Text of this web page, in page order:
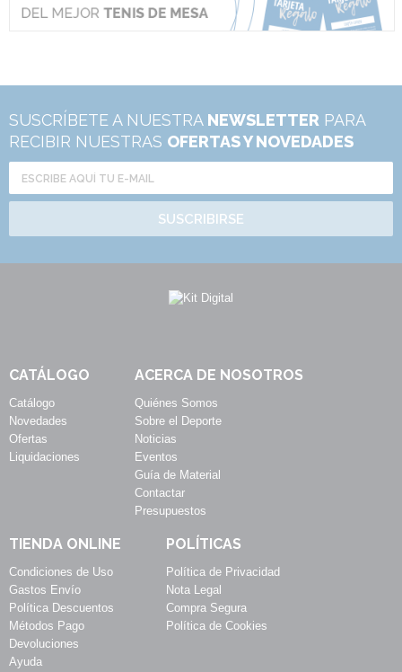
SUSCRÍBETE A NUESTRA NEWSLETTER PARA
RECIBIR NUESTRAS OFERTAS Y NOVEDADES
SUSCRIBIRSE
CATÁLOGO
Catálogo
Novedades
Ofertas
Liquidaciones
ACERCA DE NOSOTROS
Quiénes Somos
Sobre el Deporte
Noticias
Eventos
Guía de Material
Contactar
Presupuestos
TIENDA ONLINE
Condiciones de Uso
Gastos Envío
Política Descuentos
Métodos Pago
Devoluciones
Ayuda
POLÍTICAS
Política de Privacidad
Nota Legal
Compra Segura
Política de Cookies